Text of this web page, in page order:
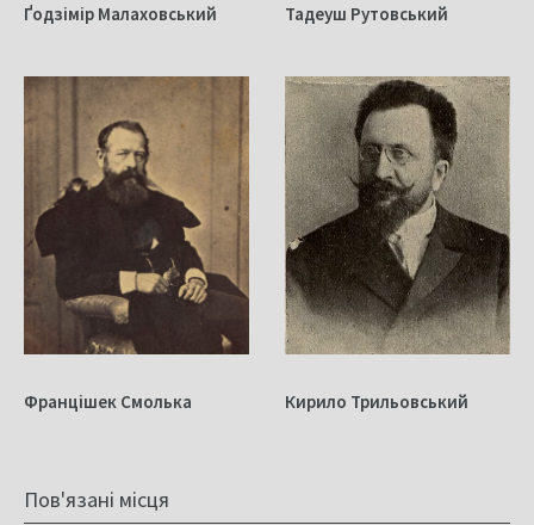
Ґодзімір Малаховський Тадеуш Рутовський
Францішек Смолька Кирило Трильовський
Пов'язані місця